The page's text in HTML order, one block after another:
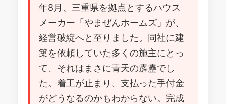
年8月、三重県を拠点とするハウス
メーカー「やまぜんホームズ」が、
経営破綻へと至りました。同社に建
築を依頼していた多くの施主にとっ
て、それはまさに青天の霹靂でし
た。着工が止まり、支払った手付金
がどうなるのかもわからない。完成